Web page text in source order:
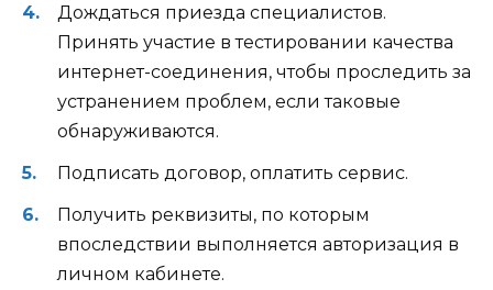
Дождаться приезда специалистов.
Принять участие в тестировании качества
интернет-соединения, чтобы проследить за
устранением проблем, если таковые
обнаруживаются.
Подписать договор, оплатить сервис.
Получить реквизиты, по которым
впоследствии выполняется авторизация в
личном кабинете.